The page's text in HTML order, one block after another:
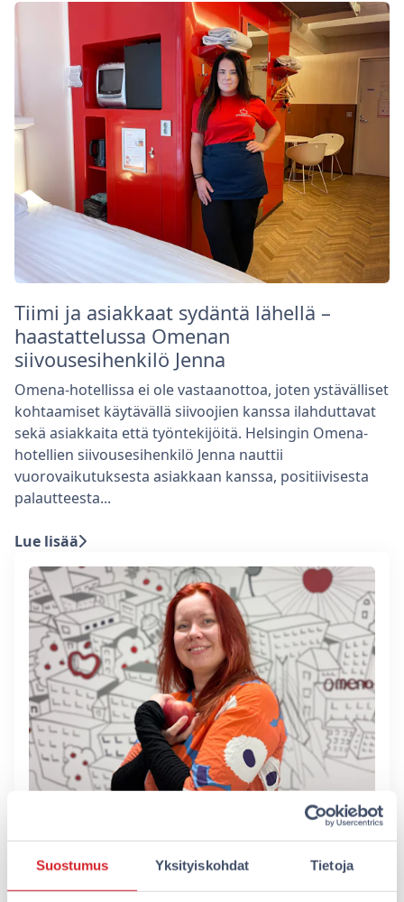
Suostumus Yksityiskohdat Tietoja
Tiimi ja asiakkaat sydäntä lähellä –
haastattelussa Omenan
siivousesihenkilö Jenna
Omena-hotellissa ei ole vastaanottoa, joten ystävälliset
kohtaamiset käytävällä siivoojien kanssa ilahduttavat
sekä asiakkaita että työntekijöitä. Helsingin Omena-
hotellien siivousesihenkilö Jenna nauttii
vuorovaikutuksesta asiakkaan kanssa, positiivisesta
palautteesta...
Lue lisää
Langat osaavissa käsissä – Omenan
ongelmanratkaisun ammattilainen